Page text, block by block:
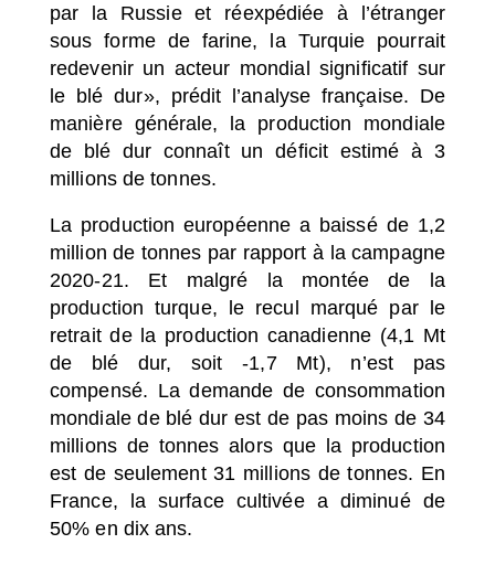
par la Russie et réexpédiée à l’étranger
sous forme de farine, la Turquie pourrait
redevenir un acteur mondial significatif sur
le blé dur», prédit l’analyse française. De
manière générale, la production mondiale
de blé dur connaît un déficit estimé à 3
millions de tonnes.
La production européenne a baissé de 1,2
million de tonnes par rapport à la campagne
2020-21. Et malgré la montée de la
production turque, le recul marqué par le
retrait de la production canadienne (4,1 Mt
de blé dur, soit -1,7 Mt), n’est pas
compensé. La demande de consommation
mondiale de blé dur est de pas moins de 34
millions de tonnes alors que la production
est de seulement 31 millions de tonnes. En
France, la surface cultivée a diminué de
50% en dix ans.